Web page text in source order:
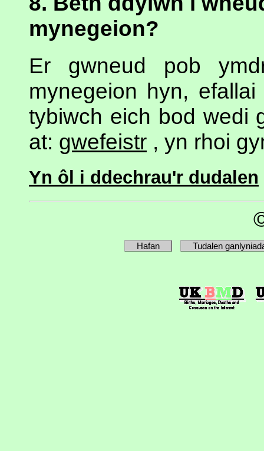
mynegeion?
Er gwneud pob
mynegeion hyn,
tybiwch eich bod wedi
at: gwefeistr , yn rhoi
Yn ôl i ddechrau'r dudalen
Hafan Tudalen